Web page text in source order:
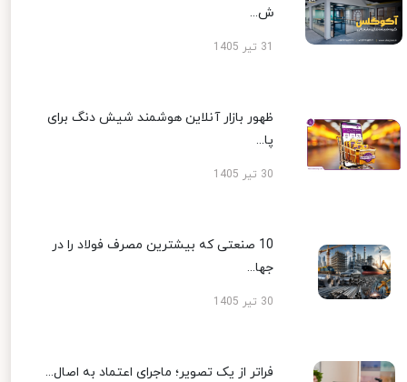
ش...
31 تیر 1405
ظهور بازار آنلاین هوشمند شیش دنگ برای
پا...
30 تیر 1405
10 صنعتی که بیشترین مصرف فولاد را در
جها...
30 تیر 1405
فراتر از یک تصویر؛ ماجرای اعتماد به اصال...